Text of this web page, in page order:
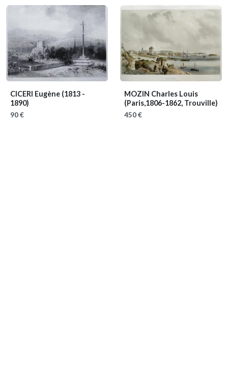
CICERI Eugène (1813 -
1890)
90 €
MOZIN Charles Louis
(Paris,1806-1862, Trouville)
450 €